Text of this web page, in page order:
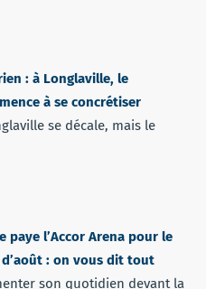
: à Longlaville, le
à se concrétiser
se décale, mais le
paye l’Accor Arena pour le
: on vous dit tout
son quotidien devant la